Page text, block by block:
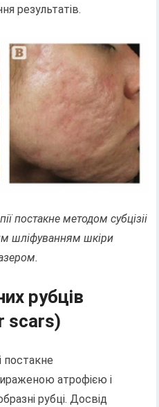
результатів.
постакне методом субцізіі
шліфуванням шкіри
рубців
scars)
постакне
атрофією і
рубці. Досвід